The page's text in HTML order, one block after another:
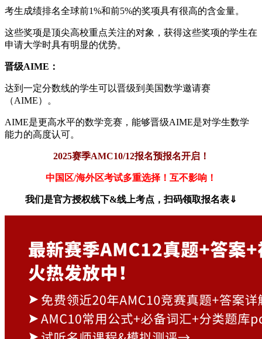
考生成绩排名全球前1%和前5%的奖项具有很高的含金量。
这些奖项是顶尖高校重点关注的对象，获得这些奖项的学生在
申请大学时具有明显的优势。
晋级AIME：
达到一定分数线的学生可以晋级到美国数学邀请赛
（AIME）。
AIME是更高水平的数学竞赛，能够晋级AIME是对学生数学
能力的高度认可。
2025赛季AMC10/12报名预报名开启！
中国区/海外区考试多重选择！互不影响！
我们是官方授权线下&线上考点，扫码领取报名表⇓